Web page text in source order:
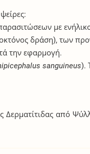
με
δράση), των
την εφαρμογή.
sanguineus).
Δερματίτιδας από